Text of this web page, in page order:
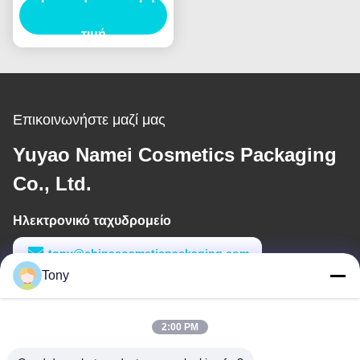
Custom Logo
τιμή
Επικοινωνήστε μαζί μας
Yuyao Namei Cosmetics Packaging
Co., Ltd.
Ηλεκτρονικό ταχυδρομείο
tony@chinacosmeticpackaging.com
Εργασιακό χρόνο
Tony
2:00 PM